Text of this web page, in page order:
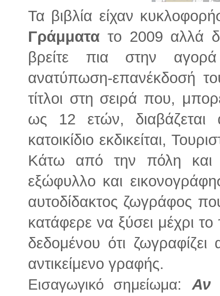
Τα βιβλία είχαν
Γράμματα το 2009 αλλά
βρείτε πια στην
ανατύπωση-επανέκδοσή
τίτλοι στη σειρά που,
ως 12 ετών,
κατοικίδιο εκδικείται,
Κάτω από την πόλη και
εξώφυλλο και
αυτοδίδακτος ζωγράφος
κατάφερε να ξύσει μέχρι
δεδομένου ότι
αντικείμενο γραφής.
Εισαγωγικό σημείωμα: Αν